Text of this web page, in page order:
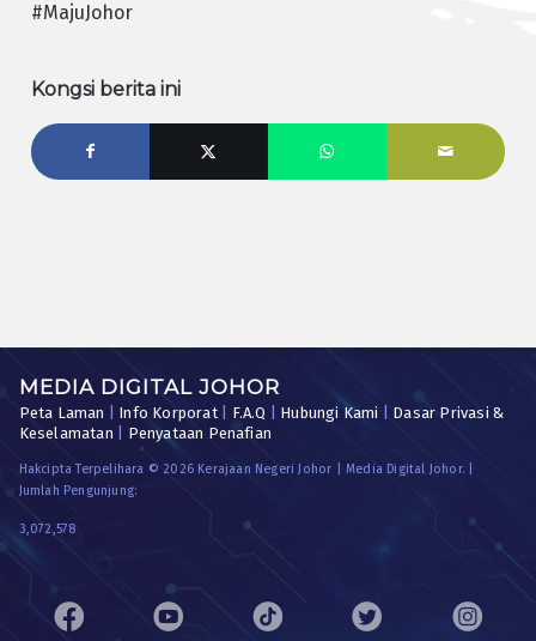
#MajuJohor
Kongsi berita ini
MEDIA DIGITAL JOHOR
Peta Laman Info Korporat| F.A.Q Hubungi Kami
Dasar Privasi &
Keselamatan
Penyataan Penafian
Hakcipta Terpelihara © 2026 Kerajaan Negeri Johor | Media Digital Johor. |
Jumlah Pengunjung:
3,072,578